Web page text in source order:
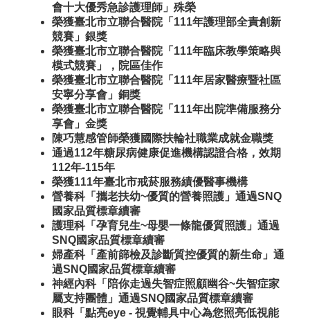
會十大優秀急診護理師」殊榮
榮獲臺北市立聯合醫院「111年護理部全責創新
競賽」銀獎
榮獲臺北市立聯合醫院「111年臨床教學策略與
模式競賽」，院區佳作
榮獲臺北市立聯合醫院「111年居家醫療暨社區
安寧分享會」銅獎
榮獲臺北市立聯合醫院「111年出院準備服務分
享會」金獎
陳巧慧感管師榮獲國際扶輪社職業成就金職獎
通過112年糖尿病健康促進機構認證合格，效期
112年-115年
榮獲111年臺北市戒菸服務績優醫事機構
營養科「攜老扶幼~優質的營養照護」通過SNQ
國家品質標章續審
護理科「孕育兒生~母嬰一條龍優質照護」通過
SNQ國家品質標章續審
婦產科「產前篩檢及診斷質控優質的新生命」通
過SNQ國家品質標章續審
神經內科「陪你走過失智症照顧幽谷~失智症家
屬支持團體」通過SNQ國家品質標章續審
眼科「點亮eye - 視覺輔具中心為您照亮低視能